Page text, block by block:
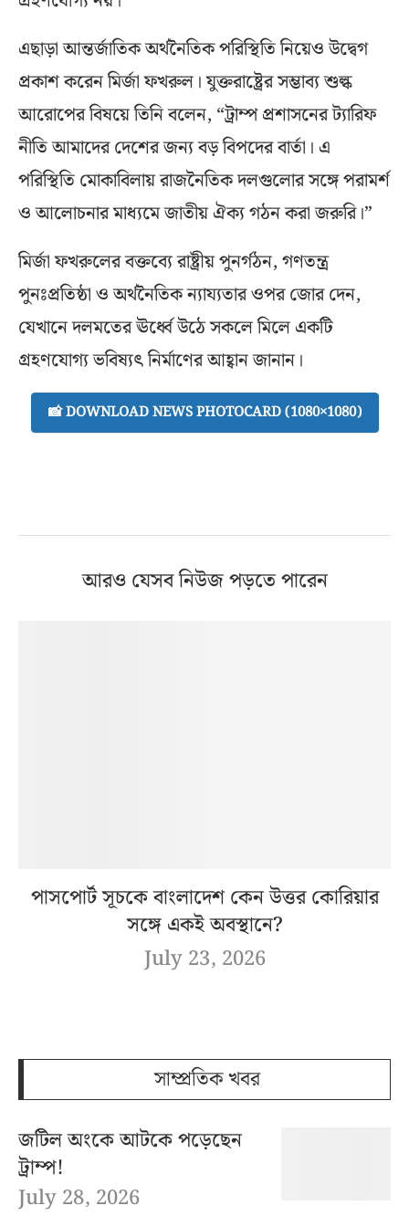
এছাড়া আন্তর্জাতিক অর্থনৈতিক পরিস্থিতি নিয়েও উদ্বেগ
প্রকাশ করেন মির্জা ফখরুল। যুক্তরাষ্ট্রের সম্ভাব্য শুল্ক
আরোপের বিষয়ে তিনি বলেন, “ট্রাম্প প্রশাসনের ট্যারিফ
নীতি আমাদের দেশের জন্য বড় বিপদের বার্তা। এ
পরিস্থিতি মোকাবিলায় রাজনৈতিক দলগুলোর সঙ্গে পরামর্শ
ও আলোচনার মাধ্যমে জাতীয় ঐক্য গঠন করা জরুরি।”
মির্জা ফখরুলের বক্তব্যে রাষ্ট্রীয় পুনর্গঠন, গণতন্ত্র
পুনঃপ্রতিষ্ঠা ও অর্থনৈতিক ন্যায্যতার ওপর জোর দেন,
যেখানে দলমতের ঊর্ধ্বে উঠে সকলে মিলে একটি
গ্রহণযোগ্য ভবিষ্যৎ নির্মাণের আহ্বান জানান।
📸 DOWNLOAD NEWS PHOTOCARD (1080×1080)
আরও যেসব নিউজ পড়তে পারেন
পাসপোর্ট সূচকে বাংলাদেশ কেন উত্তর কোরিয়ার
সঙ্গে একই অবস্থানে?
July 23, 2026
সাম্প্রতিক খবর
জটিল অংকে আটকে পড়েছেন
ট্রাম্প!
July 28, 2026